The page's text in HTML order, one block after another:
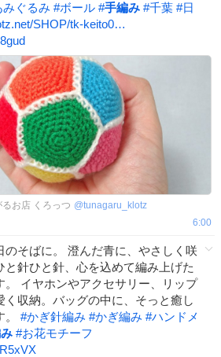
みぐるみ #ボール #手編み #千葉 #日
SHOP/tk-keito0…
お店 くろっつ @tunagaru_klotz
6:00
のそばに。 澄んだ青に、やさしく咲
と針ひと針、心を込めて編み上げた
。 イヤホンやアクセサリー、リップ
く収納。バッグの中に、そっと癒し
。 #かぎ針編み #かぎ編み #ハンドメ
#お花モチーフ